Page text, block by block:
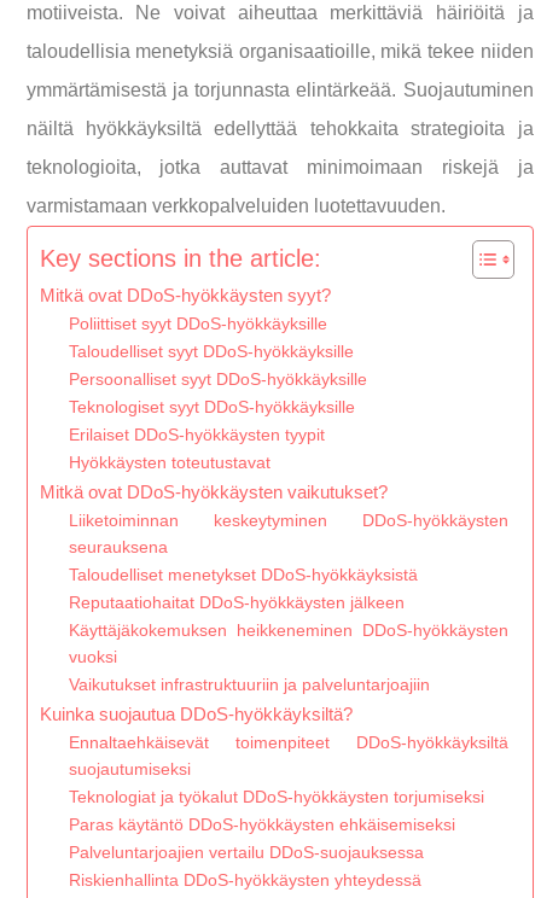
motiiveista. Ne voivat aiheuttaa merkittäviä häiriöitä ja
taloudellisia menetyksiä organisaatioille, mikä tekee niiden
ymmärtämisestä ja torjunnasta elintärkeää. Suojautuminen
näiltä hyökkäyksiltä edellyttää tehokkaita strategioita ja
teknologioita, jotka auttavat minimoimaan riskejä ja
varmistamaan verkkopalveluiden luotettavuuden.
Key sections in the article:
Mitkä ovat DDoS-hyökkäysten syyt?
Poliittiset syyt DDoS-hyökkäyksille
Taloudelliset syyt DDoS-hyökkäyksille
Persoonalliset syyt DDoS-hyökkäyksille
Teknologiset syyt DDoS-hyökkäyksille
Erilaiset DDoS-hyökkäysten tyypit
Hyökkäysten toteutustavat
Mitkä ovat DDoS-hyökkäysten vaikutukset?
Liiketoiminnan keskeytyminen DDoS-hyökkäysten
seurauksena
Taloudelliset menetykset DDoS-hyökkäyksistä
Reputaatiohaitat DDoS-hyökkäysten jälkeen
Käyttäjäkokemuksen heikkeneminen DDoS-hyökkäysten
vuoksi
Vaikutukset infrastruktuuriin ja palveluntarjoajiin
Kuinka suojautua DDoS-hyökkäyksiltä?
Ennaltaehkäisevät toimenpiteet DDoS-hyökkäyksiltä
suojautumiseksi
Teknologiat ja työkalut DDoS-hyökkäysten torjumiseksi
Paras käytäntö DDoS-hyökkäysten ehkäisemiseksi
Palveluntarjoajien vertailu DDoS-suojauksessa
Riskienhallinta DDoS-hyökkäysten yhteydessä